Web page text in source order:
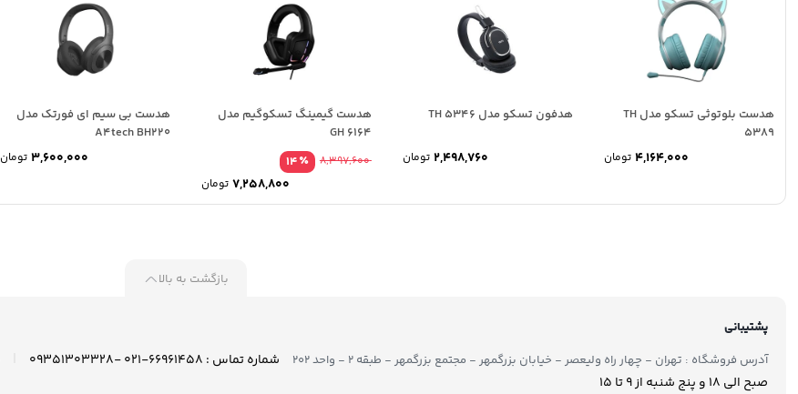
هدست بلوتوثی تسکو مدل TH
5389
تومان
هدفون تسکو مدل TH 5346
تومان
هدست گیمینگ تسکوگیم مدل
GH 6164
٪14
8,397,600
تومان
هدست بی سیم ای فورتک مدل
A4tech BH220
تومان
بازگشت به بالا
پشتیبانی
آدرس فروشگاه : تهران - چهار راه ولیعصر - خیابان بزرگمهر - مجتمع بزرگمهر - طبقه ۲ - واحد ۲۰۲
شماره تماس : ۶۶۹۶۱۴۵۸-۰۲۱ -۰۹۳۵۱۳۰۳۳۲۸
صبح الی 18 و پنج شنبه از 9 تا ۱5